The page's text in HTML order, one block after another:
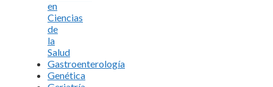
en
Ciencias
de
la
Salud
Gastroenterología
Genética